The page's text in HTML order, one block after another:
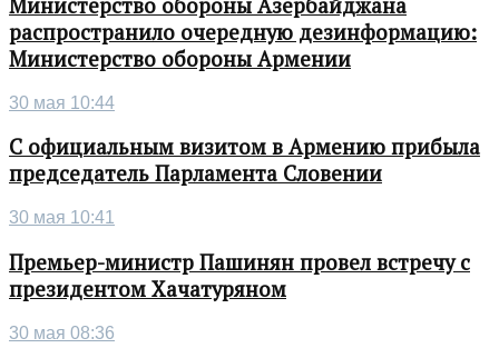
Министерство обороны Азербайджана
распространило очередную дезинформацию:
Министерство обороны Армении
30 мая 10:44
С официальным визитом в Армению прибыла
председатель Парламента Словении
30 мая 10:41
Премьер-министр Пашинян провел встречу с
президентом Хачатуряном
30 мая 08:36